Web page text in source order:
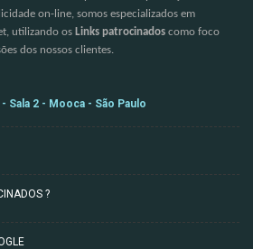
on-line, somos especializados em
utilizando os Links patrocinados como foco
dos nossos clientes.
Sala 2 - Mooca - São Paulo
?